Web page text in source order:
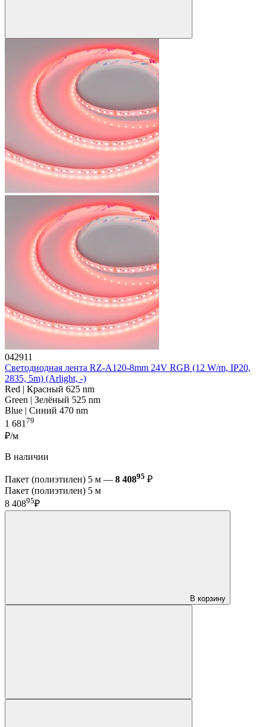
042911
Светодиодная лента RZ-A120-8mm 24V RGB (12 W/m, IP20,
2835, 5m) (Arlight, -)
Red | Красный 625 nm
Green | Зелёный 525 nm
Blue | Синий 470 nm
1 681 79
₽/м
В наличии
Пакет (полиэтилен) 5 м — 8 40895 ₽
Пакет (полиэтилен) 5 м
8 40895₽
В корзину